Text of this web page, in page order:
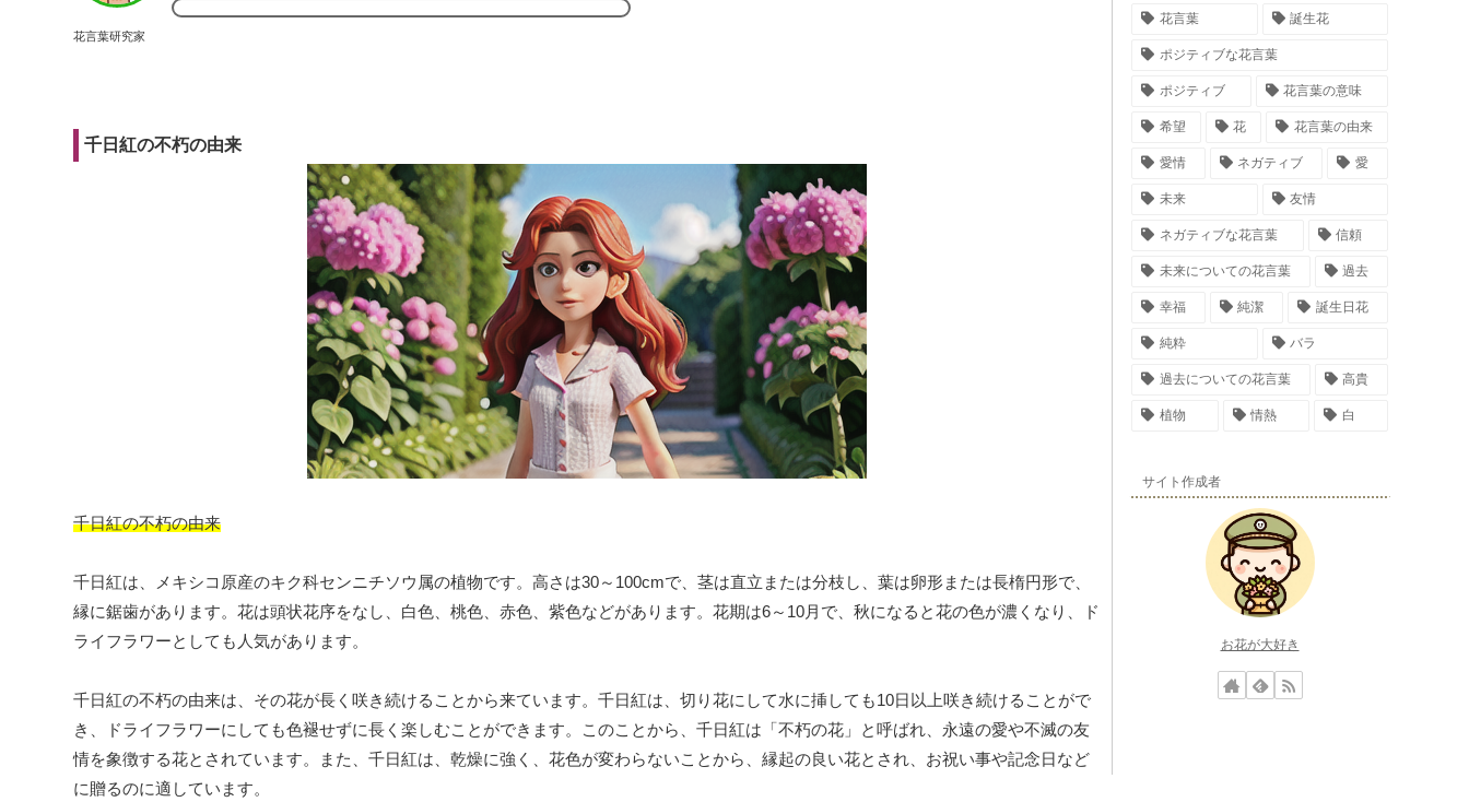
花言葉研究家
千日紅の不朽の由来
千日紅の不朽の由来
千日紅は、メキシコ原産のキク科センニチソウ属の植物です。高さは30～100cmで、茎は直立または分枝し、葉は卵形または長楕円形で、
縁に鋸歯があります。花は頭状花序をなし、白色、桃色、赤色、紫色などがあります。花期は6～10月で、秋になると花の色が濃くなり、ド
ライフラワーとしても人気があります。
千日紅の不朽の由来は、その花が長く咲き続けることから来ています。千日紅は、切り花にして水に挿しても10日以上咲き続けることがで
き、ドライフラワーにしても色褪せずに長く楽しむことができます。このことから、千日紅は「不朽の花」と呼ばれ、永遠の愛や不滅の友
情を象徴する花とされています。また、千日紅は、乾燥に強く、花色が変わらないことから、縁起の良い花とされ、お祝い事や記念日など
に贈るのに適しています。
花言葉 誕生花
ポジティブな花言葉
ポジティブ 花言葉の意味
希望 花 花言葉の由来
愛情 ネガティブ 愛
未来 友情
ネガティブな花言葉 信頼
未来についての花言葉 過去
幸福 純潔 誕生日花
純粋 バラ
過去についての花言葉 高貴
植物 情熱 白
サイト作成者
お花が大好き